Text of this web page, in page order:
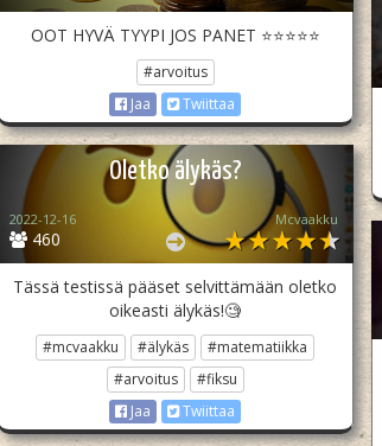
OOT HYVÄ TYYPI JOS PANET ⭐⭐⭐⭐⭐
#arvoitus
Jaa
Twiittaa
Oletko älykäs?
460
2022-12-16 Mcvaakku
Tässä testissä pääset selvittämään oletko
oikeasti älykäs!🧐
#mcvaakku #älykäs
#matematiikka
#arvoitus
#fiksu
Jaa
Twiittaa